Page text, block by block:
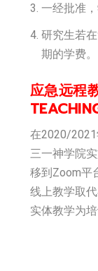
一经批准
研究生若
期的学费。
应急远程
在2020/2021
三一神学院
移到Zoom平
线上教学取
实体教学为